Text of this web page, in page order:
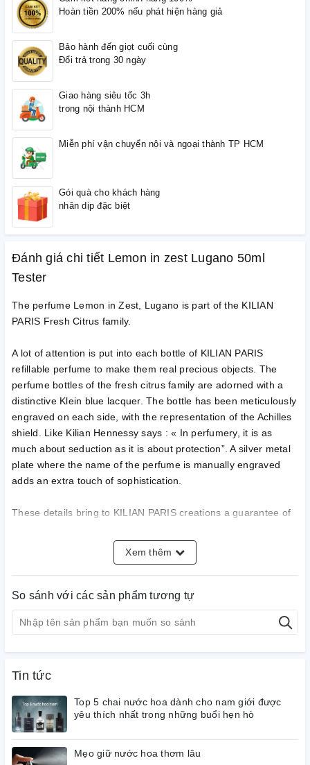
Hoàn tiền 200% nếu phát hiện hàng giả
Bảo hành đến giọt cuối cùng
Đổi trả trong 30 ngày
Giao hàng siêu tốc 3h
trong nội thành HCM
Miễn phí vận chuyển nội và ngoại thành TP HCM
Gói quà cho khách hàng
nhân dịp đặc biệt
Đánh giá chi tiết Lemon in zest Lugano 50ml
Tester
The perfume Lemon in Zest, Lugano is part of the KILIAN
PARIS Fresh Citrus family.
A lot of attention is put into each bottle of KILIAN PARIS
refillable perfume to make them real precious objects. The
perfume bottles of the fresh citrus family are adorned with a
distinctive Klein blue lacquer. The bottle has been meticulously
engraved on each side, with the representation of the Achilles
shield. Like Kilian Hennessy says : « In perfumery, it is as
much about seduction as it is about protection”. A silver metal
plate where the name of the perfume is manually engraved
adds an extra touch of sophistication.
These details bring to KILIAN PARIS creations a guarantee of
That is why the bottle of this fresh perfume can be refilled
Xem thêm
So sánh với các sản phẩm tương tự
Tin tức
Top 5 chai nước hoa dành cho nam giới được
yêu thích nhất trong những buổi hẹn hò
Mẹo giữ nước hoa thơm lâu